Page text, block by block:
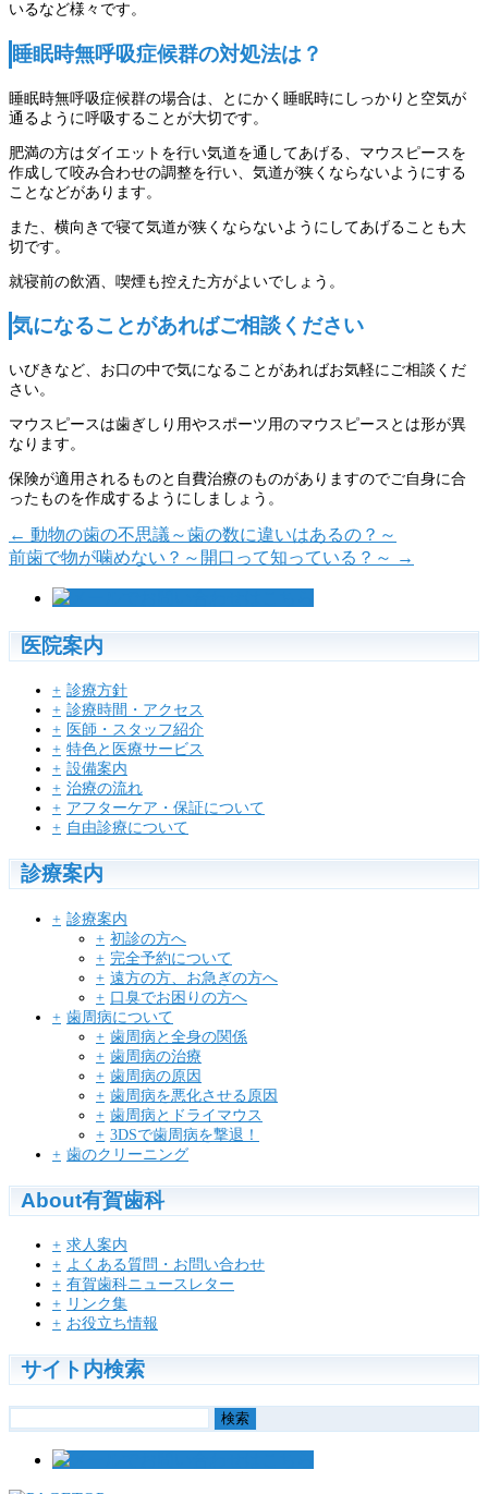
いるなど様々です。
睡眠時無呼吸症候群の対処法は？
睡眠時無呼吸症候群の場合は、とにかく睡眠時にしっかりと空気が
通るように呼吸することが大切です。
肥満の方はダイエットを行い気道を通してあげる、マウスピースを
作成して咬み合わせの調整を行い、気道が狭くならないようにする
ことなどがあります。
また、横向きで寝て気道が狭くならないようにしてあげることも大
切です。
就寝前の飲酒、喫煙も控えた方がよいでしょう。
気になることがあればご相談ください
いびきなど、お口の中で気になることがあればお気軽にご相談くだ
さい。
マウスピースは歯ぎしり用やスポーツ用のマウスピースとは形が異
なります。
保険が適用されるものと自費治療のものがありますのでご自身に合
ったものを作成するようにしましょう。
← 動物の歯の不思議～歯の数に違いはあるの？～
前歯で物が噛めない？～開口って知っている？～ →
医院案内
診療方針
診療時間・アクセス
医師・スタッフ紹介
特色と医療サービス
設備案内
治療の流れ
アフターケア・保証について
自由診療について
診療案内
診療案内
初診の方へ
完全予約について
遠方の方、お急ぎの方へ
口臭でお困りの方へ
歯周病について
歯周病と全身の関係
歯周病の治療
歯周病の原因
歯周病を悪化させる原因
歯周病とドライマウス
3DSで歯周病を撃退！
歯のクリーニング
About有賀歯科
求人案内
よくある質問・お問い合わせ
有賀歯科ニュースレター
リンク集
お役立ち情報
サイト内検索